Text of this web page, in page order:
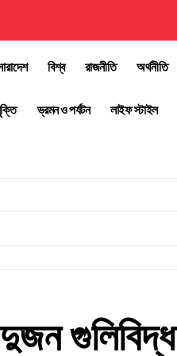
বিশ্ব রাজনীতি অর্থনীতি
ভ্রমন ও পর্যটন লাইফ স্টাইল
গুলিবিদ্ধ